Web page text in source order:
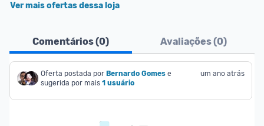
Ver mais ofertas dessa loja
Comentários (0) Avaliações (0)
Oferta postada por Bernardo Gomes e
sugerida por mais 1 usuário
um ano atrás